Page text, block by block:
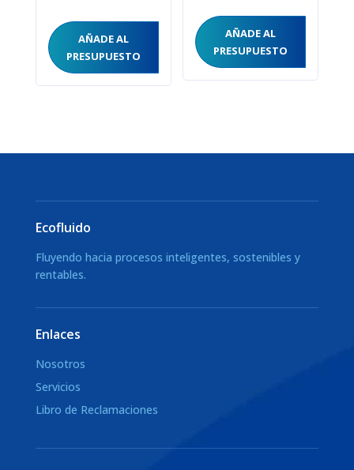
AÑADE AL
PRESUPUESTO
AÑADE AL
PRESUPUESTO
Ecofluido
Fluyendo hacia procesos inteligentes, sostenibles y
rentables.
Enlaces
Nosotros
Servicios
Libro de Reclamaciones